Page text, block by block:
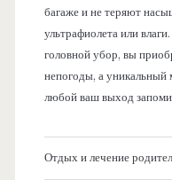
багаже и не теряют
ультрафиолета или
головной убор, вы
непогоды, а уникальный
любой ваш выход
Отдых и лечение